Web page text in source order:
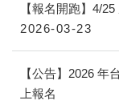
【報名開跑】4/
2026-03-23
【公告】2026
上報名